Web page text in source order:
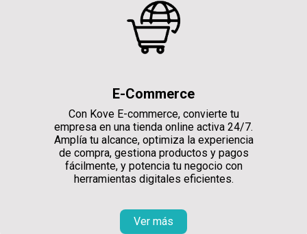
E-Commerce
Con Kove E-commerce, convierte tu
empresa en una tienda online activa 24/7.
Amplía tu alcance, optimiza la experiencia
de compra, gestiona productos y pagos
fácilmente, y potencia tu negocio con
herramientas digitales eficientes.
Ver más